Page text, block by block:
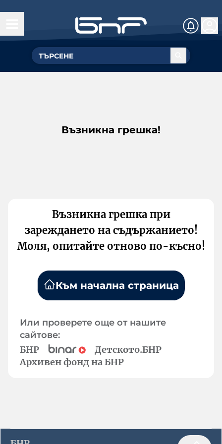
Възникна грешка!
Възникна грешка при
зареждането на съдържанието!
Моля, опитайте отново по-късно!
Към начална страница
Или проверете още от нашите
сайтове:
БНР
Детското.БНР
Архивен фонд на БНР